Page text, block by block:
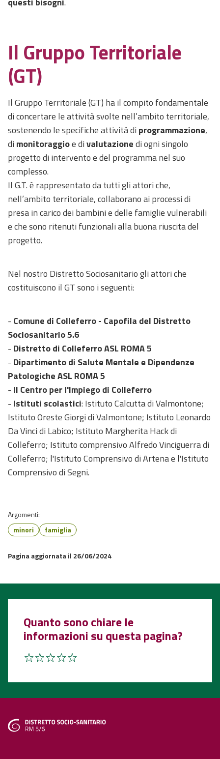
Il Gruppo Territoriale
(GT)
Il Gruppo Territoriale (GT) ha il compito fondamentale
di concertare le attività svolte nell’ambito territoriale,
sostenendo le specifiche attività di programmazione,
di monitoraggioe divalutazionedi ogni singolo
progetto di intervento e del programma nel suo
complesso.
Il G.T. è rappresentato da tutti gli attori che,
nell’ambito territoriale, collaborano ai processi di
presa in carico dei bambini e delle famiglie vulnerabili
e che sono ritenuti funzionali alla buona riuscita del
progetto.
Nel nostro Distretto Sociosanitario gli attori che
costituiscono il GT sono i seguenti:
- Comune di Colleferro - Capofila del Distretto
Sociosanitario 5.6
- Distretto di Colleferro ASL ROMA 5
- Dipartimento di Salute Mentale e Dipendenze
Patologiche ASL ROMA 5
- Il Centro per l'Impiego di Colleferro
- Istituti scolastici: Istituto Calcutta di Valmontone;
Istituto Oreste Giorgi di Valmontone; Istituto Leonardo
Da Vinci di Labico; Istituto Margherita Hack di
Colleferro; Istituto comprensivo Alfredo Vinciguerra di
Colleferro; l'Istituto Comprensivo di Artena e l'Istituto
Comprensivo di Segni.
Argomenti:
minori
famiglia
Pagina aggiornata il 26/06/2024
Quanto sono chiare le
informazioni su questa pagina?